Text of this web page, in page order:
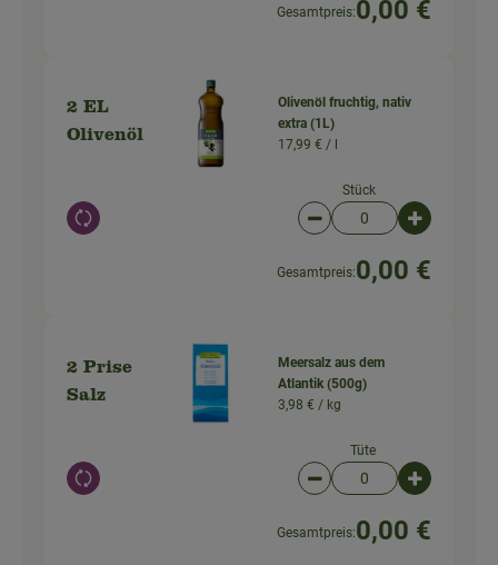
Gesamtpreis:0,00 €
2 EL
Olivenöl
Auswahl ändern
Olivenöl fruchtig, nativ
extra (1L)
17,99 € / l
Stück
Artikelanzahl
Gesamtpreis:0,00 €
2 Prise
Salz
Auswahl ändern
Meersalz aus dem
Atlantik (500g)
3,98 € / kg
Tüte
Artikelanzahl
Gesamtpreis:0,00 €